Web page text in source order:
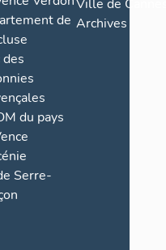
de
des
du pays
Serre-
Ville de
Archives